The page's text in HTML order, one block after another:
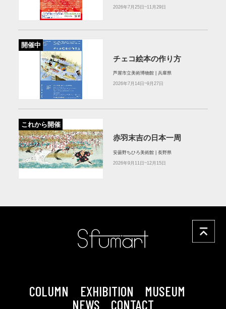
2026年7月25日~11月29日
開催中
チェコ絵本の作り方
芦屋市立美術博物館 | 兵庫県
2026年7月14日~9月27日
これから開催
赤羽末吉の日本一周
安曇野ちひろ美術館 | 長野県
2026年9月11日~12月15日
COLUMN EXHIBITION
MUSEUM
NEWS
CONTACT